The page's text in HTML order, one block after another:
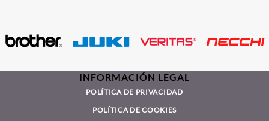
INFORMACIÓN LEGAL
POLÍTICA DE PRIVACIDAD
POLÍTICA DE COOKIES